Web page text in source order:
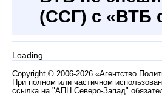
(ССГ) с «ВТБ
Loading...
Copyright © 2006-2026 «Агентство
При полном или частичном
ссылка на "АПН Северо-Запад"